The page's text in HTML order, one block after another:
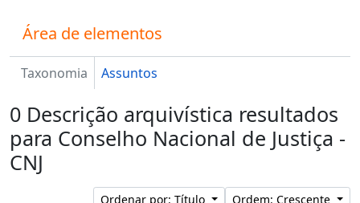
Área de elementos
Taxonomia Assuntos
0 Descrição arquivística resultados
para Conselho Nacional de Justiça -
CNJ
Ordenar por: Título Ordem: Crescente